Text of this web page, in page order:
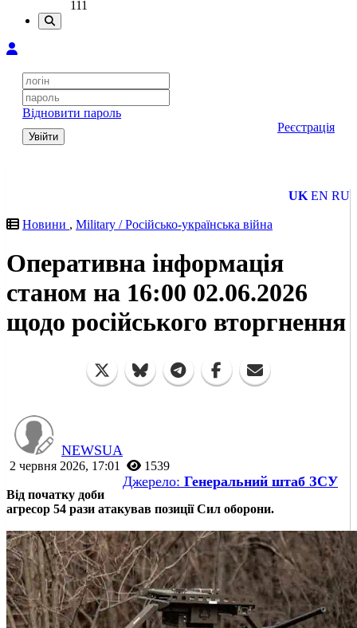
111
Відновити пароль
Увійти
Реєстрація
UK EN RU
Новини , Military / Російсько-українська війна
Оперативна інформація
станом на 16:00 02.06.2026
щодо російського вторгнення
NEWSUA
2 червня 2026, 17:01 1539
Джерело: Генеральний штаб ЗСУ
Від початку доби
агресор 54 рази атакував позиції Сил оборони.